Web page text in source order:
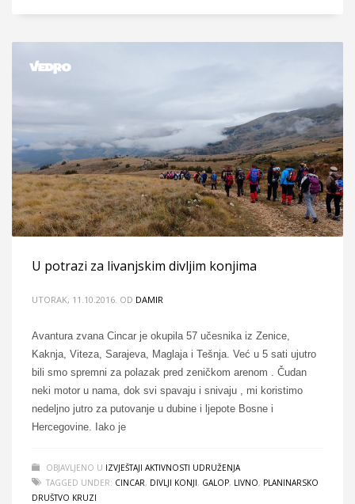
U potrazi za livanjskim divljim konjima
UTORAK, 11.10.2016. OD DAMIR
Avantura zvana Cincar je okupila 57 učesnika iz Zenice,
Kaknja, Viteza, Sarajeva, Maglaja i Tešnja. Već u 5 sati ujutro
bili smo spremni za polazak pred zeničkom arenom . Čudan
neki motor u nama, dok svi spavaju i snivaju , mi koristimo
nedeljno jutro za putovanje u dubine i ljepote Bosne i
Hercegovine. Iako je
OBJAVLJENO U IZVJEŠTAJI AKTIVNOSTI UDRUŽENJA
TAGGED UNDER: CINCAR, DIVLJI KONJI, GALOP, LIVNO, PLANINARSKO
DRUŠTVO KRUZI